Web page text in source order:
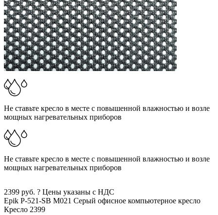
Не ставьте кресло в месте с повышенной влажностью и возле
мощных нагревательных приборов
Не ставьте кресло в месте с повышенной влажностью и возле
мощных нагревательных приборов
2399 руб. ? Цены указаны с НДС
Epik P-521-SB M021 Серый офисное компьютерное кресло
Кресло 2399